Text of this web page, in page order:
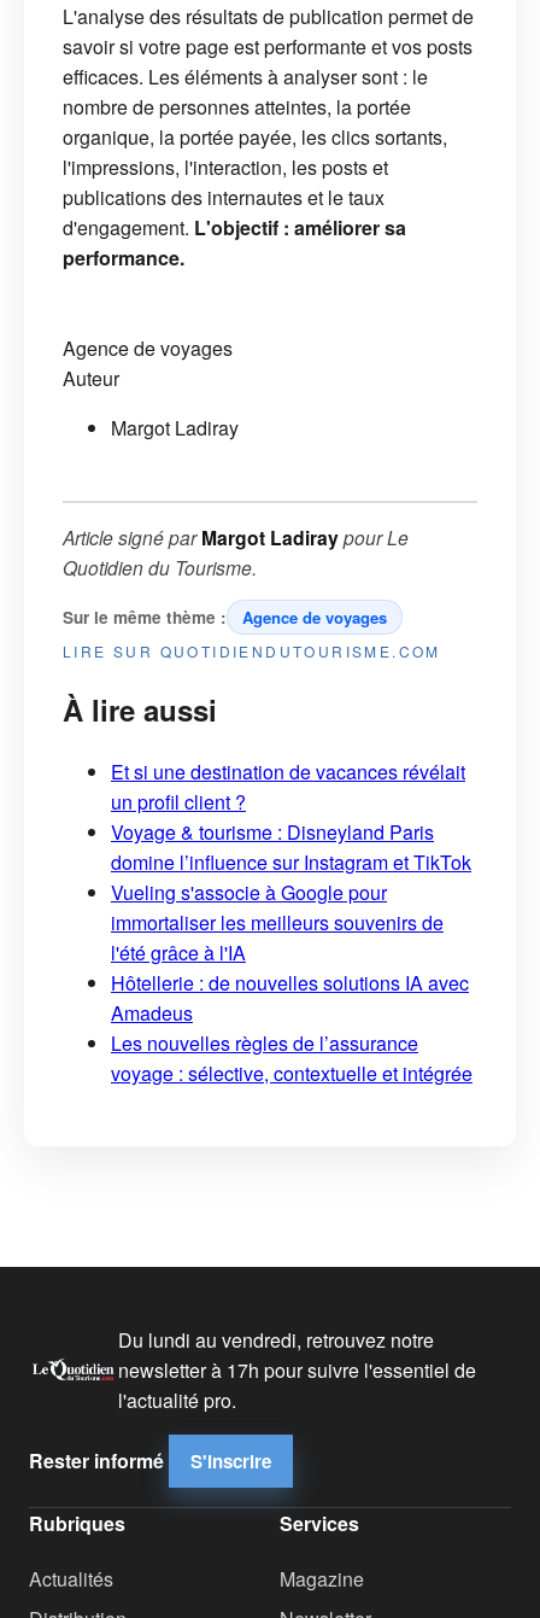
L'analyse des résultats de publication permet de
savoir si votre page est performante et vos posts
efficaces. Les éléments à analyser sont : le
nombre de personnes atteintes, la portée
organique, la portée payée, les clics sortants,
l'impressions, l'interaction, les posts et
publications des internautes et le taux
d'engagement. L'objectif : améliorer sa
performance.
Agence de voyages
Auteur
Margot Ladiray
Article signé parMargot LadiraypourLe
Quotidien du Tourisme.
Sur le même thème : Agence de voyages
LIRE SUR QUOTIDIENDUTOURISME.COM
À lire aussi
Et si une destination de vacances révélait
un profil client ?
Voyage & tourisme : Disneyland Paris
domine l’influence sur Instagram et TikTok
Vueling s'associe à Google pour
immortaliser les meilleurs souvenirs de
l'été grâce à l'IA
Hôtellerie : de nouvelles solutions IA avec
Amadeus
Les nouvelles règles de l’assurance
voyage : sélective, contextuelle et intégrée
Du lundi au vendredi, retrouvez notre
newsletter à 17h pour suivre l'essentiel de
l'actualité pro.
Rester informé S'inscrire
Rubriques
Actualités
Services
Magazine